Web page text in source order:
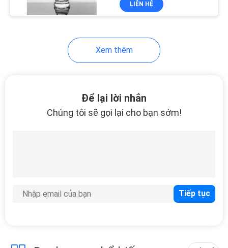
Lọ thủy tinh hình
LIÊN HỆ
Xem thêm
Để lại lời nhắn
Chúng tôi sẽ gọi lại cho bạn sớm!